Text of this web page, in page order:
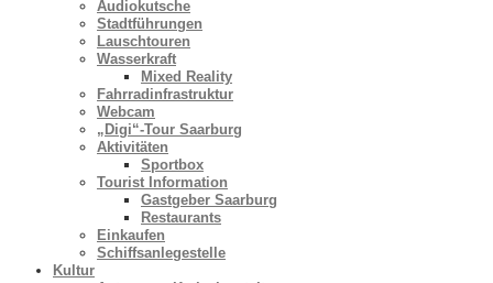
Audiokutsche
Stadtführungen
Lauschtouren
Wasserkraft
Mixed Reality
Fahrradinfrastruktur
Webcam
„Digi“-Tour Saarburg
Aktivitäten
Sportbox
Tourist Information
Gastgeber Saarburg
Restaurants
Einkaufen
Schiffsanlegestelle
Kultur